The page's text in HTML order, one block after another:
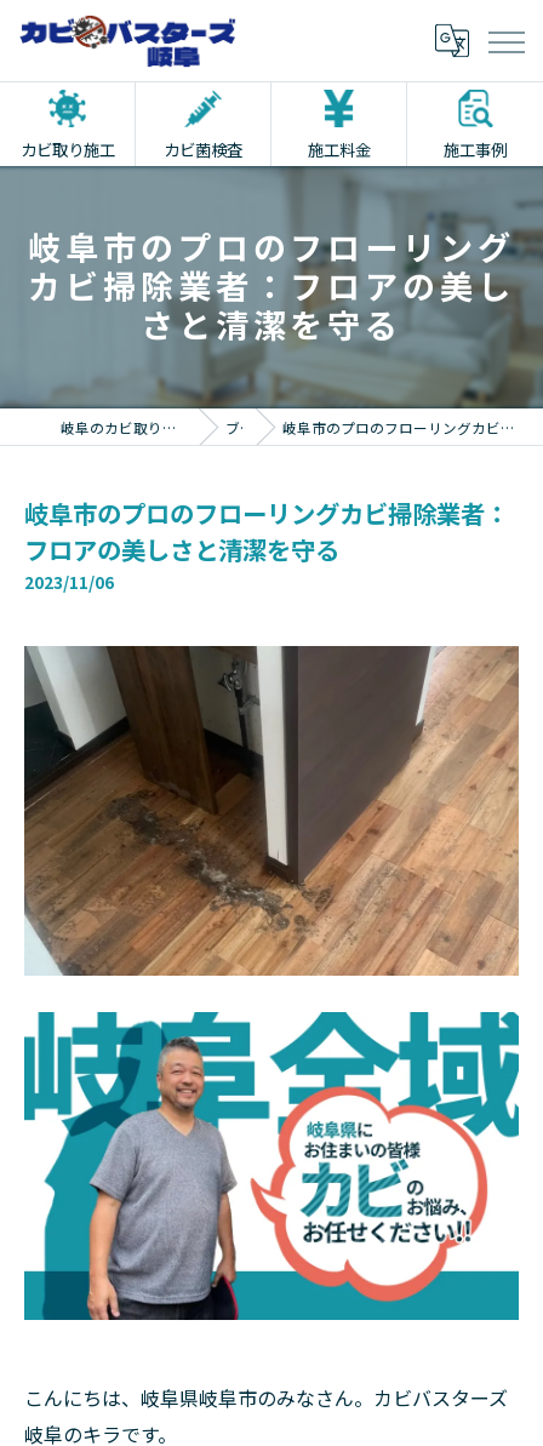
カビ取り施工 カビ菌検査 施工料金 施工事例
岐阜市のプロのフローリング
カビ掃除業者：フロアの美し
さと清潔を守る
岐阜のカビ取りならカビバスターズ岐阜 ブログ 岐阜市のプロのフローリングカビ掃除業者：フロアの美しさと清潔を守る
岐阜市のプロのフローリングカビ掃除業者：
フロアの美しさと清潔を守る
2023/11/06
こんにちは、岐阜県岐阜市のみなさん。カビバスターズ
岐阜のキラです。